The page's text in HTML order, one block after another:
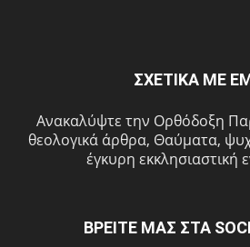
ΣΧΕΤΙΚΑ ΜΕ
Ανακαλύψτε την Ορθόδοξη
θεολογικά άρθρα, Θαύματα,
έγκυρη εκκλησιαστική
ΒΡΕΙΤΕ ΜΑΣ ΣΤΑ